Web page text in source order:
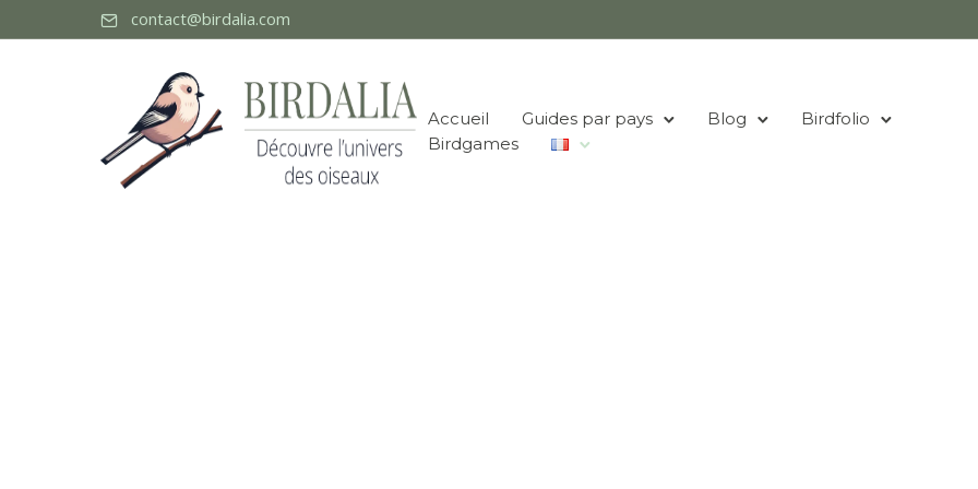
contact@birdalia.com
Accueil Guides par pays Blog
Birdfolio
Birdgames